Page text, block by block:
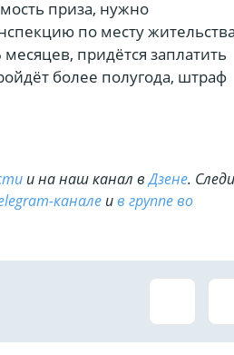
приза, нужно
по месту
придётся заплатить
более полугода, штраф
и на наш канал вДзене.
канале ив группе во